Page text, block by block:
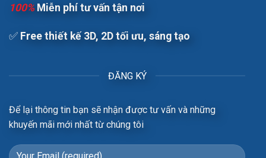
100% Miễn phí tư vấn tận nơi
✅Free t hiết kế 3D, 2D tối ưu, sáng tạo
ĐĂNG KÝ
Để lại thông tin bạn sẽ nhận được tư vấn và những
khuyến mãi mới nhất từ chúng tôi